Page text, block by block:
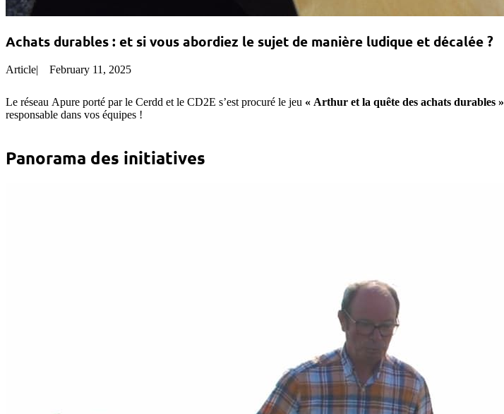
Achats durables : et si vous abordiez le sujet de manière ludique et décalée ?
Article| February 11, 2025
Le réseau Apure porté par le Cerdd et le CD2E s’est procuré le jeu « Arthur et la quête des achats durables »
responsable dans vos équipes !
Panorama des initiatives